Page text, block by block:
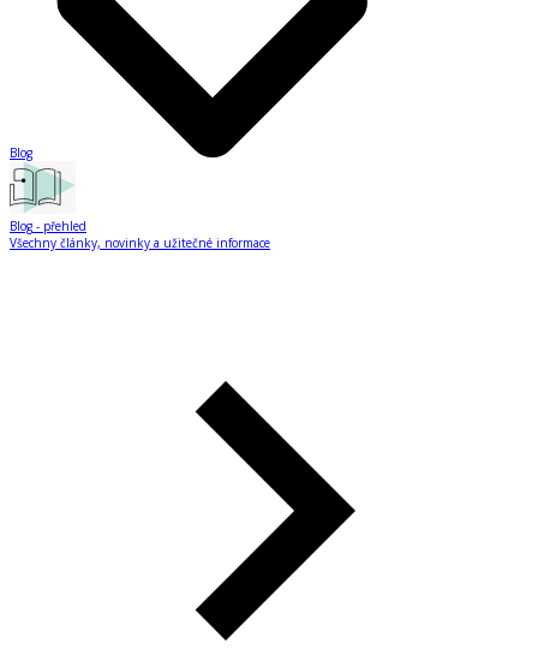
Blog
Blog - přehled
Všechny články, novinky a užitečné informace